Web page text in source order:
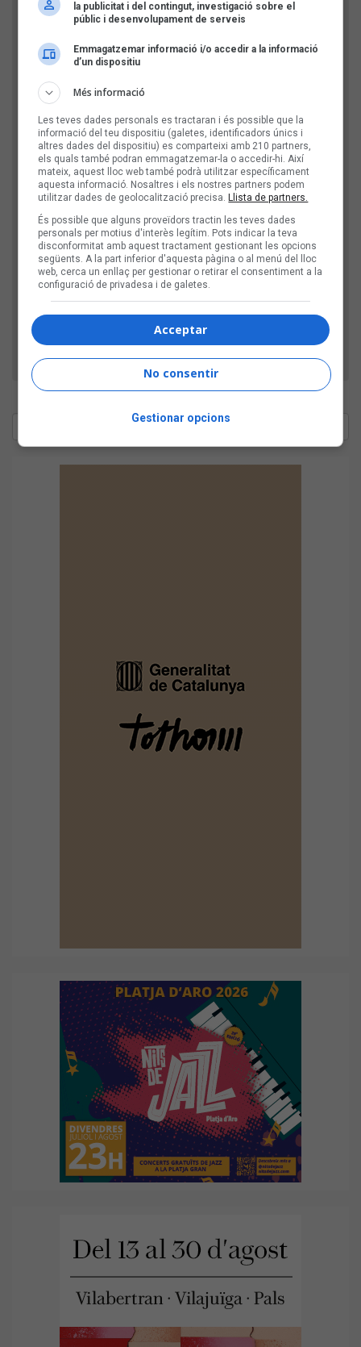
Comentari
Comprovació: escriu l'any actual, amb 4 xifres
D'aquesta manera, verifiquem que el teu comentari
la publicitat i del contingut, investigació sobre el
públic i desenvolupament de serveis
Emmagatzemar informació i/o accedir a la informació
d’un dispositiu
Més informació
Les teves dades personals es tractaran i és possible que la
informació del teu dispositiu (galetes, identificadors únics i
altres dades del dispositiu) es comparteixi amb 210 partners,
els quals també podran emmagatzemar-la o accedir-hi. Així
mateix, aquest lloc web també podrà utilitzar específicament
aquesta informació. Nosaltres i els nostres partners podem
utilitzar dades de geolocalització precisa. Llista de partners.
És possible que alguns proveïdors tractin les teves dades
personals per motius d'interès legítim. Pots indicar la teva
disconformitat amb aquest tractament gestionant les opcions
següents. A la part inferior d'aquesta pàgina o al menú del lloc
web, cerca un enllaç per gestionar o retirar el consentiment a la
configuració de privadesa i de galetes.
Acceptar
No consentir
Gestionar opcions